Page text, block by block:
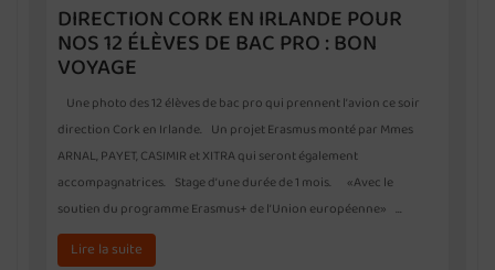
DIRECTION CORK EN IRLANDE POUR
NOS 12 ÉLÈVES DE BAC PRO : BON
VOYAGE
Une photo des 12 élèves de bac pro qui prennent l’avion ce soir
direction Cork en Irlande. Un projet Erasmus monté par Mmes
ARNAL, PAYET, CASIMIR et XITRA qui seront également
accompagnatrices. Stage d’une durée de 1 mois. «Avec le
soutien du programme Erasmus+ de l’Union européenne» …
Lire la suite